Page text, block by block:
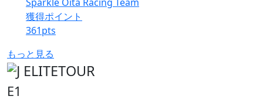
獲得ポイント
361pts
もっと見る
E1